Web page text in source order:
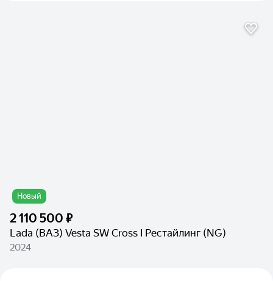
Новый
2 110 500 ₽
Lada (ВАЗ) Vesta SW Cross I Рестайлинг (NG)
2024